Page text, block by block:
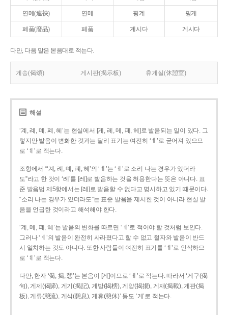
연몌(連袂) 연메 핑계 핑게
폐품(廢品) 페품 계시다 게시다
다만, 다음 말은 본음대로 적는다.
게송(偈頌) 게시판(揭示板) 휴게실(休憩室)
해설
‘계, 례, 몌, 폐, 혜’는 현실에서 [게, 레, 메, 페, 헤]로 발음되는 일이 있다. 그
렇지만 발음이 변화한 것과는 달리 표기는 여전히 ‘ㅖ’로 굳어져 있으므
로 ‘ㅖ’로 적는다.
조항에서 “‘계, 례, 몌, 폐, 혜’의 ‘ㅖ’는 ‘ㅔ’로 소리 나는 경우가 있더라
도”라고 한 것이 ‘례’를 [레]로 발음하는 것을 허용한다는 뜻은 아니다. 표
준 발음법 제5항에서는 [레]로 발음할 수 없다고 명시하고 있기 때문이다.
“소리 나는 경우가 있더라도”는 표준 발음을 제시한 것이 아니라 현실 발
음을 언급한 것이라고 해석해야 한다.
‘계, 몌, 폐, 혜’는 발음의 변화를 따르면 ‘ㅔ’로 적어야 할 것처럼 보인다.
그러나 ‘ㅖ’의 발음이 완전히 사라졌다고 할 수 없고 철자와 발음이 반드
시 일치하는 것도 아니다. 또한 사람들이 여전히 표기를 ‘ㅖ’로 인식하므
로 ‘ㅖ’로 적는다.
다만, 한자 ‘偈, 揭, 憩’는 본음이 [게]이므로 ‘ㅔ’로 적는다. 따라서 ‘게구(偈
句), 게제(偈諦), 게기(揭記), 게방(揭榜), 게양(揭揚), 게재(揭載), 게판(揭
板), 게류(憩流), 게식(憩息), 게휴(憩休)’ 등도 ‘게’로 적는다.